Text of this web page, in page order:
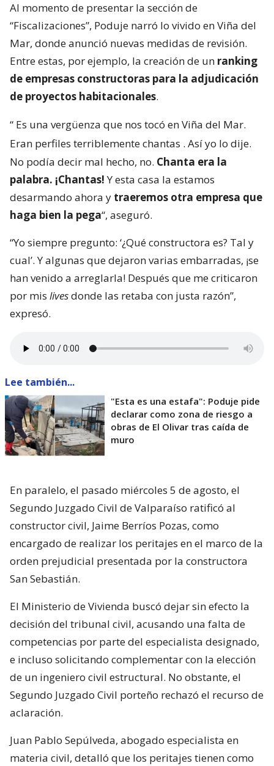
Al momento de presentar la sección de
“Fiscalizaciones”, Poduje narró lo vivido en Viña del
Mar, donde anunció nuevas medidas de revisión.
Entre estas, por ejemplo, la creación de un ranking
de empresas constructoras para la adjudicación
de proyectos habitacionales.
“ Es una vergüenza que nos tocó en Viña del Mar.
Eran perfiles terriblemente chantas . Así yo lo dije.
No podía decir mal hecho, no. Chanta era la
palabra. ¡Chantas!Y esta casa la estamos
desarmando ahora y traeremos otra empresa que
haga bien la pega“, aseguró.
“Yo siempre pregunto: ‘¿Qué constructora es? Tal y
cual’. Y algunas que dejaron varias embarradas, ¡se
han venido a arreglarla! Después que me criticaron
por mis livesdonde las retaba con justa razón”,
expresó.
Lee también...
"Esta es una estafa": Poduje pide
declarar como zona de riesgo a
obras de El Olivar tras caída de
muro
En paralelo, el pasado miércoles 5 de agosto, el
Segundo Juzgado Civil de Valparaíso ratificó al
constructor civil, Jaime Berríos Pozas, como
encargado de realizar los peritajes en el marco de la
orden prejudicial presentada por la constructora
San Sebastián.
El Ministerio de Vivienda buscó dejar sin efecto la
decisión del tribunal civil, acusando una falta de
competencias por parte del especialista designado,
e incluso solicitando complementar con la elección
de un ingeniero civil estructural. No obstante, el
Segundo Juzgado Civil porteño rechazó el recurso de
aclaración.
Juan Pablo Sepúlveda, abogado especialista en
materia civil, detalló que los peritajes tienen como